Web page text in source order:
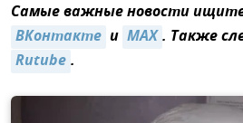
Самые важные новости
ВКонтакте и MAX. Также
Rutube.